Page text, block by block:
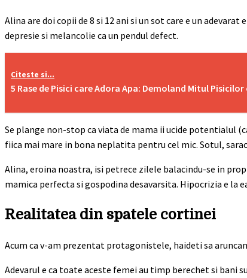
Alina are doi copii de 8 si 12 ani si un sot care e un
depresie si melancolie ca un pendul defect.
Citeste si...
5 Rase de Pisici care Adora Apa: Demoland Mitul Pisicilor
Se plange non-stop ca viata de mama ii ucide potentialul
fiica mai mare in bona neplatita pentru cel mic. Sotul,
Alina, eroina noastra, isi petrece zilele balacindu-se in
mamica perfecta si gospodina desavarsita. Hipocrizia e la
Realitatea din spatele cortinei
Acum ca v-am prezentat protagonistele, haideti sa
Adevarul e ca toate aceste femei au timp berechet si bani